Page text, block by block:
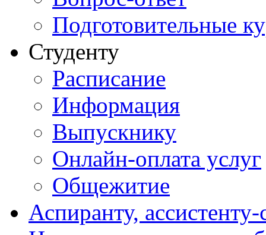
Подготовительные
Студенту
Расписание
Информация
Выпускнику
Онлайн-оплата услуг
Общежитие
Аспиранту,